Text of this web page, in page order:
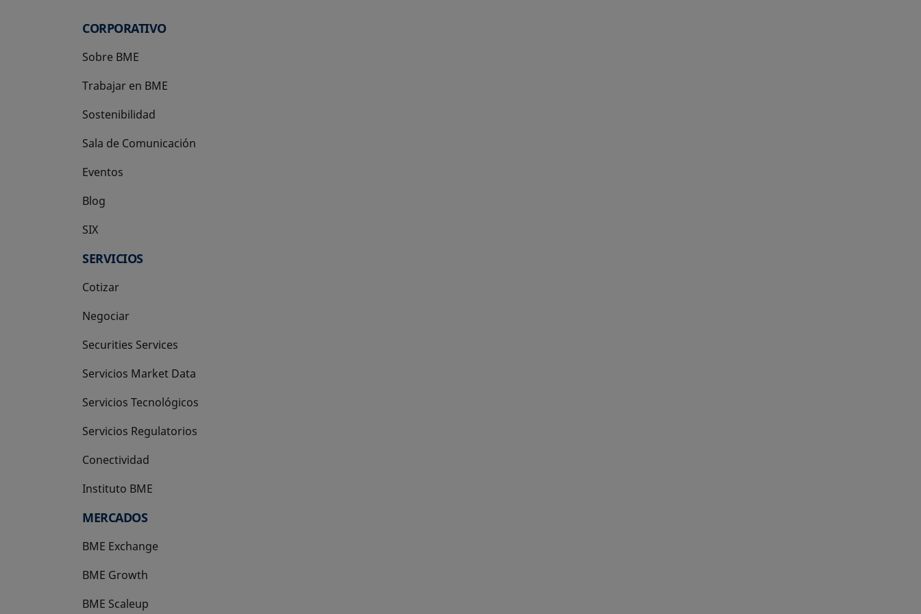
CORPORATIVO
Sobre BME
Trabajar en BME
Sostenibilidad
Sala de Comunicación
Eventos
Blog
SIX
se abre en una pestaña nueva
SERVICIOS
Cotizar
Negociar
Securities Services
Servicios Market Data
Servicios Tecnológicos
Servicios Regulatorios
Conectividad
Instituto BME
se abre en una pestaña nueva
MERCADOS
BME Exchange
BME Growth
se abre en una pestaña nueva
BME Scaleup
se abre en una pestaña nueva